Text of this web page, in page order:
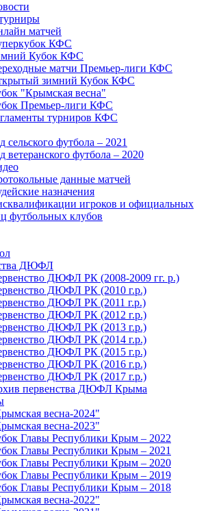
матчей
КФС
Кубок КФС
матчи Премьер-лиги КФС
зимний Кубок КФС
"Крымская весна"
Премьер-лиги КФС
турниров КФС
сельского футбола – 2021
ветеранского футбола – 2020
данные матчей
назначения
игроков и официальных
футбольных клубов
ДЮФЛ
ДЮФЛ РК (2008-2009 гг. р.)
ДЮФЛ РК (2010 г.р.)
ДЮФЛ РК (2011 г.р.)
ДЮФЛ РК (2012 г.р.)
ДЮФЛ РК (2013 г.р.)
ДЮФЛ РК (2014 г.р.)
ДЮФЛ РК (2015 г.р.)
ДЮФЛ РК (2016 г.р.)
ДЮФЛ РК (2017 г.р.)
первенства ДЮФЛ Крыма
весна-2024"
весна-2023"
Главы Республики Крым – 2022
Главы Республики Крым – 2021
Главы Республики Крым – 2020
Главы Республики Крым – 2019
Главы Республики Крым – 2018
весна-2022"